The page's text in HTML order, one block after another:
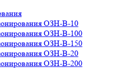
ОЗН-В-10
ОЗН-В-100
ОЗН-В-150
ОЗН-В-20
ОЗН-В-200